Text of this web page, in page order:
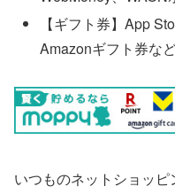
【ギフト券】App
Amazonギフト券な
いつものネットショッ